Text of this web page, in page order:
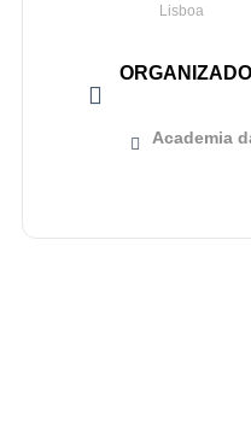
Lisboa
Academia